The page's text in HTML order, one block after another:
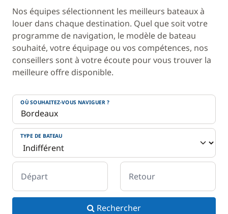
Nos équipes sélectionnent les meilleurs bateaux à
louer dans chaque destination. Quel que soit votre
programme de navigation, le modèle de bateau
souhaité, votre équipage ou vos compétences, nos
conseillers sont à votre écoute pour vous trouver la
meilleure offre disponible.
OÙ SOUHAITEZ-VOUS NAVIGUER ?
TYPE DE BATEAU
Départ Retour
Rechercher